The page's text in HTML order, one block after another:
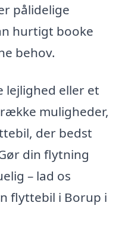
pålidelige
hurtigt booke
behov.
lejlighed eller et
muligheder,
der bedst
din flytning
– lad os
flyttebil i Borup i